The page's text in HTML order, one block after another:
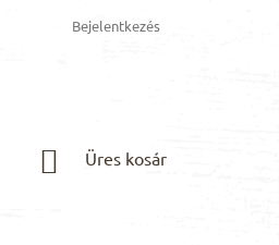
Bejelentkezés
KOSÁR
Üres kosár